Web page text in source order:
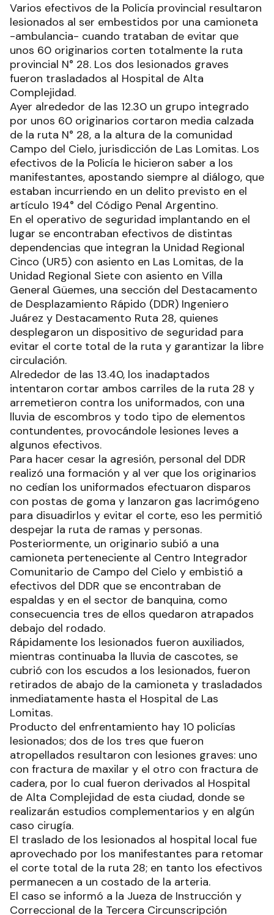
Varios efectivos de la Policía provincial resultaron
lesionados al ser embestidos por una camioneta
-ambulancia- cuando trataban de evitar que
unos 60 originarios corten totalmente la ruta
provincial N° 28. Los dos lesionados graves
fueron trasladados al Hospital de Alta
Complejidad.
Ayer alrededor de las 12.30 un grupo integrado
por unos 60 originarios cortaron media calzada
de la ruta N° 28, a la altura de la comunidad
Campo del Cielo, jurisdicción de Las Lomitas. Los
efectivos de la Policía le hicieron saber a los
manifestantes, apostando siempre al diálogo, que
estaban incurriendo en un delito previsto en el
artículo 194° del Código Penal Argentino.
En el operativo de seguridad implantando en el
lugar se encontraban efectivos de distintas
dependencias que integran la Unidad Regional
Cinco (UR5) con asiento en Las Lomitas, de la
Unidad Regional Siete con asiento en Villa
General Güemes, una sección del Destacamento
de Desplazamiento Rápido (DDR) Ingeniero
Juárez y Destacamento Ruta 28, quienes
desplegaron un dispositivo de seguridad para
evitar el corte total de la ruta y garantizar la libre
circulación.
Alrededor de las 13.40, los inadaptados
intentaron cortar ambos carriles de la ruta 28 y
arremetieron contra los uniformados, con una
lluvia de escombros y todo tipo de elementos
contundentes, provocándole lesiones leves a
algunos efectivos.
Para hacer cesar la agresión, personal del DDR
realizó una formación y al ver que los originarios
no cedían los uniformados efectuaron disparos
con postas de goma y lanzaron gas lacrimógeno
para disuadirlos y evitar el corte, eso les permitió
despejar la ruta de ramas y personas.
Posteriormente, un originario subió a una
camioneta perteneciente al Centro Integrador
Comunitario de Campo del Cielo y embistió a
efectivos del DDR que se encontraban de
espaldas y en el sector de banquina, como
consecuencia tres de ellos quedaron atrapados
debajo del rodado.
Rápidamente los lesionados fueron auxiliados,
mientras continuaba la lluvia de cascotes, se
cubrió con los escudos a los lesionados, fueron
retirados de abajo de la camioneta y trasladados
inmediatamente hasta el Hospital de Las
Lomitas.
Producto del enfrentamiento hay 10 policías
lesionados; dos de los tres que fueron
atropellados resultaron con lesiones graves: uno
con fractura de maxilar y el otro con fractura de
cadera, por lo cual fueron derivados al Hospital
de Alta Complejidad de esta ciudad, donde se
realizarán estudios complementarios y en algún
caso cirugía.
El traslado de los lesionados al hospital local fue
aprovechado por los manifestantes para retomar
el corte total de la ruta 28; en tanto los efectivos
permanecen a un costado de la arteria.
El caso se informó a la Jueza de Instrucción y
Correccional de la Tercera Circunscripción